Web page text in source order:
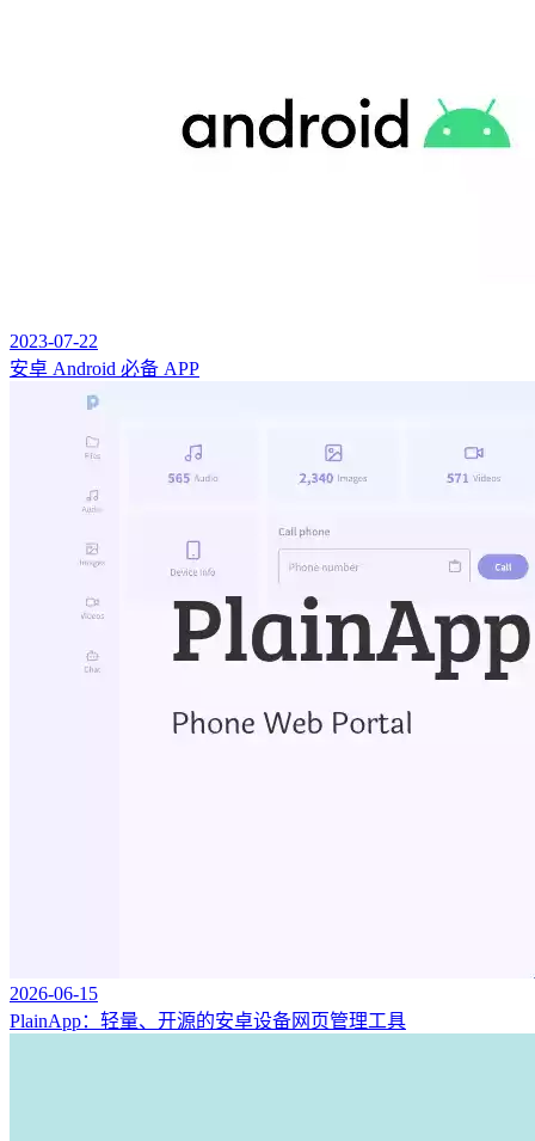
2023-07-22
安卓 Android 必备 APP
2026-06-15
PlainApp：轻量、开源的安卓设备网页管理工具